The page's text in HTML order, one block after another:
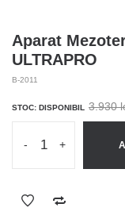
Aparat
ULTRAPRO
B-2011
STOC: DISPONIBIL 3.930
- +